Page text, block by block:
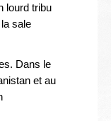
lourd tribu
sale
Dans le
et au